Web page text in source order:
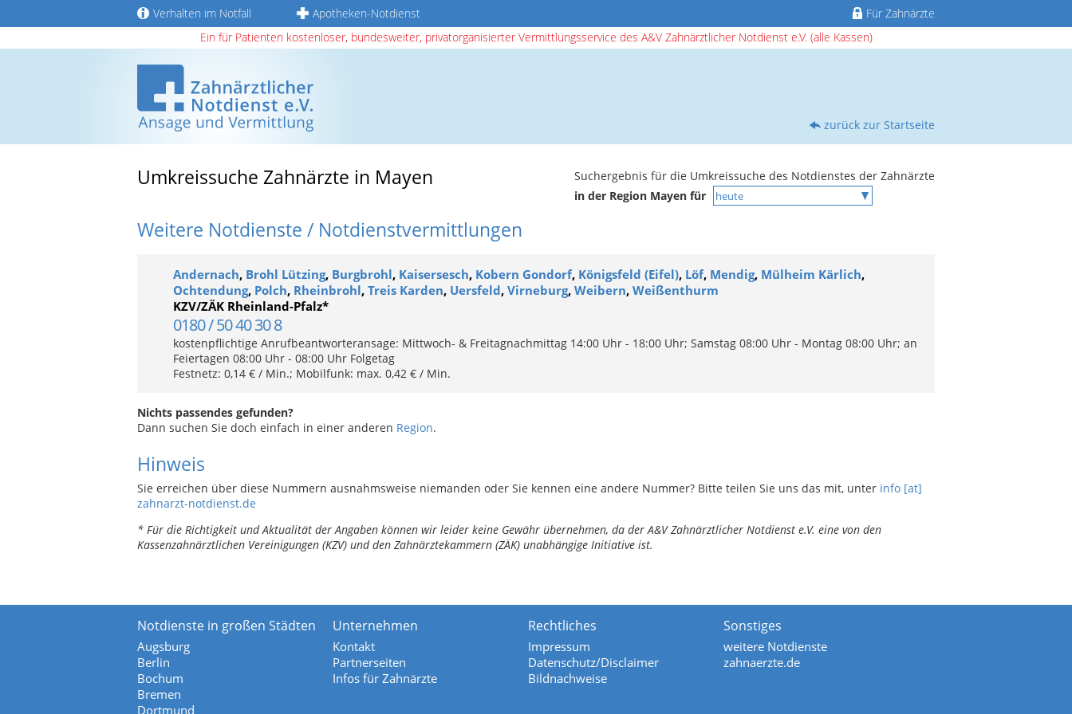
Verhalten im Notfall Apotheken-Notdienst
Für Zahnärzte
Ein für Patienten kostenloser, bundesweiter, privatorganisierter Vermittlungsservice des A&V Zahnärztlicher Notdienst e.V. (alle Kassen)
zurück zur Startseite
Umkreissuche Zahnärzte in Mayen
Suchergebnis für die Umkreissuche des Notdienstes der Zahnärzte
in der Region Mayen für
Weitere Notdienste / Notdienstvermittlungen
Andernach, Brohl Lützing, Burgbrohl, Kaisersesch, Kobern Gondorf, Königsfeld (Eifel), Löf, Mendig, Mülheim Kärlich,
Ochtendung, Polch, Rheinbrohl, Treis Karden, Uersfeld, Virneburg, Weibern, Weißenthurm
KZV/ZÄK Rheinland-Pfalz*
0180 / 50 40 30 8
kostenpflichtige Anrufbeantworteransage: Mittwoch- & Freitagnachmittag 14:00 Uhr - 18:00 Uhr; Samstag 08:00 Uhr - Montag 08:00 Uhr; an
Feiertagen 08:00 Uhr - 08:00 Uhr Folgetag
Festnetz: 0,14 € / Min.; Mobilfunk: max. 0,42 € / Min.
Nichts passendes gefunden?
Dann suchen Sie doch einfach in einer anderen Region.
Hinweis
Sie erreichen über diese Nummern ausnahmsweise niemanden oder Sie kennen eine andere Nummer? Bitte teilen Sie uns das mit, unter info [at]
zahnarzt-notdienst.de
* Für die Richtigkeit und Aktualität der Angaben können wir leider keine Gewähr übernehmen, da der A&V Zahnärztlicher Notdienst e.V. eine von den
Kassenzahnärztlichen Vereinigungen (KZV) und den Zahnärztekammern (ZÄK) unabhängige Initiative ist.
Notdienste in großen Städten
Augsburg
Berlin
Bochum
Bremen
Dortmund
Unternehmen
Kontakt
Partnerseiten
Infos für Zahnärzte
Rechtliches
Impressum
Datenschutz/Disclaimer
Bildnachweise
Sonstiges
weitere Notdienste
zahnaerzte.de